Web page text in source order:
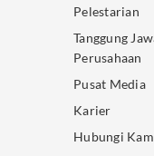
Pelestarian
Tanggung
Perusahaan
Pusat Media
Karier
Hubungi